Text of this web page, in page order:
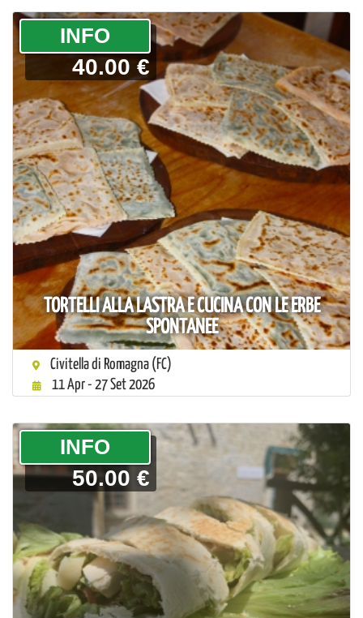
TORTELLI ALLA LASTRA E CUCINA CON LE ERBE
SPONTANEE
­INFO
40.00 €
Civitella di Romagna (FC)
11 Apr - 27 Set 2026
­INFO
50.00 €